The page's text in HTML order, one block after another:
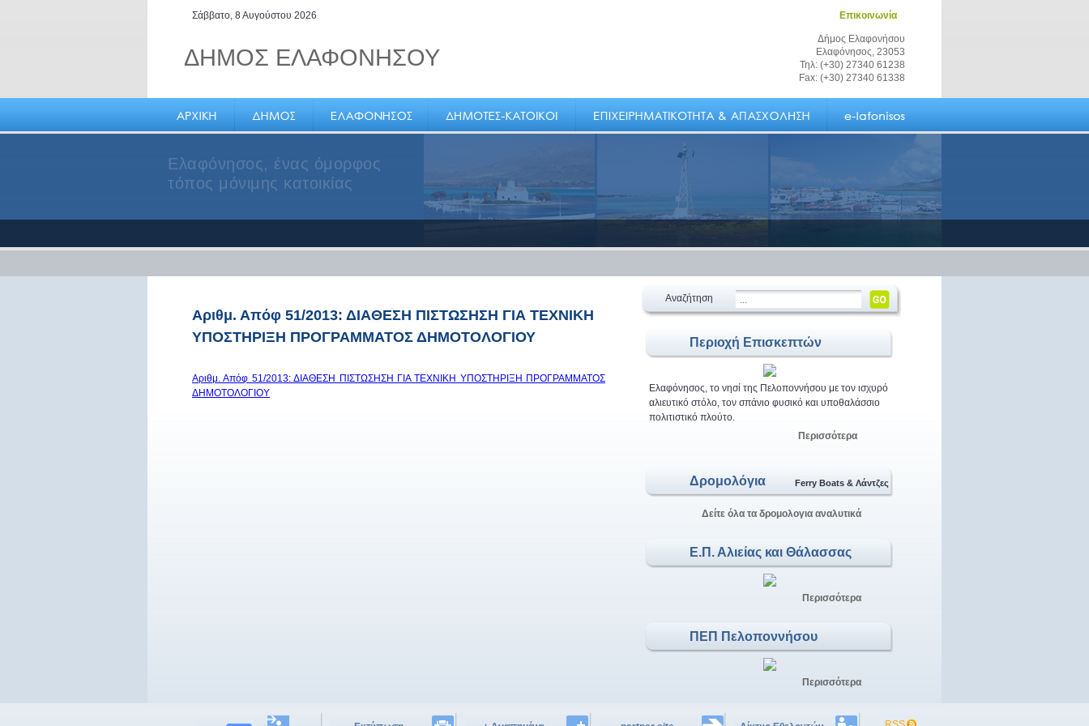
Σάββατο, 8 Αυγούστου 2026 Επικοινωνία
ΔΗΜΟΣ ΕΛΑΦΟΝΗΣΟΥ
Δήμος Ελαφονήσου
Ελαφόνησος, 23053
Τηλ: (+30) 27340 61238
Fax: (+30) 27340 61338
Η Ελαφόνησος, το νησί με τον
ισχυρό αλιευτικό στόλο
Αριθμ. Απόφ 51/2013: ΔΙΑΘΕΣΗ ΠΙΣΤΩΣΗΣΗ ΓΙΑ ΤΕΧΝΙΚΗ
ΥΠΟΣΤΗΡΙΞΗ ΠΡΟΓΡΑΜΜΑΤΟΣ ΔΗΜΟΤΟΛΟΓΙΟΥ
Αριθμ. Απόφ 51/2013: ΔΙΑΘΕΣΗ ΠΙΣΤΩΣΗΣΗ ΓΙΑ ΤΕΧΝΙΚΗ ΥΠΟΣΤΗΡΙΞΗ ΠΡΟΓΡΑΜΜΑΤΟΣ
ΔΗΜΟΤΟΛΟΓΙΟΥ
Αναζήτηση
Περιοχή Επισκεπτών
Ελαφόνησος, το νησί της Πελοποννήσου με τον ισχυρό
αλιευτικό στόλο, τον σπάνιο φυσικό και υποθαλάσσιο
πολιτιστικό πλούτο.
Περισσότερα
Δρομολόγια Ferry Boats & Λάντζες
Δείτε όλα τα δρομολογια αναλυτικά
Ε.Π. Αλιείας και Θάλασσας
Περισσότερα
ΠΕΠ Πελοποννήσου
Περισσότερα